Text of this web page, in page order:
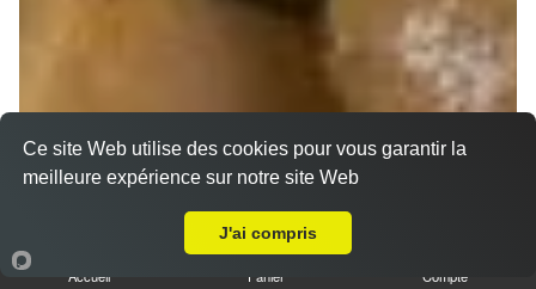
Accueil Panier Compte
Ce site Web utilise des cookies pour vous garantir la
meilleure expérience sur notre site Web
J'ai compris